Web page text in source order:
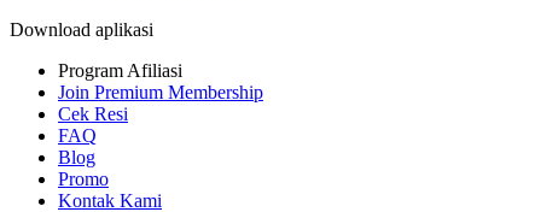
Download aplikasi
Program Afiliasi
Join Premium Membership
Cek Resi
FAQ
Blog
Promo
Kontak Kami